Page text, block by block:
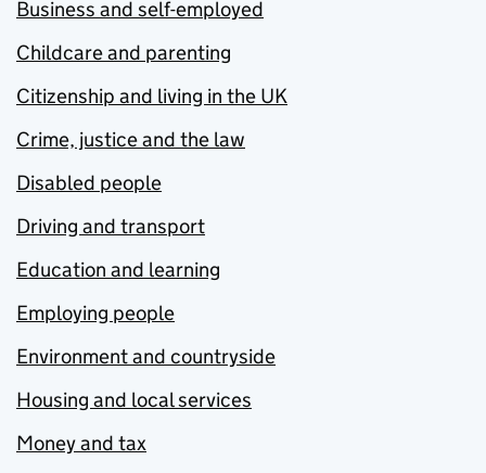
Business and self-employed
Childcare and parenting
Citizenship and living in the UK
Crime, justice and the law
Disabled people
Driving and transport
Education and learning
Employing people
Environment and countryside
Housing and local services
Money and tax